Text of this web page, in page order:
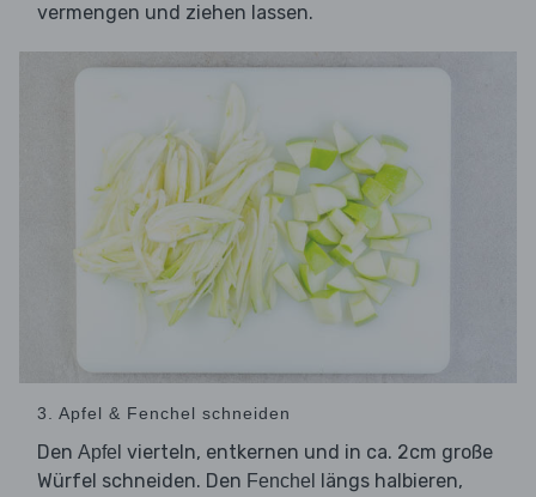
vermengen und ziehen lassen.
3. Apfel & Fenchel schneiden
Den Apfel vierteln, entkernen und in ca. 2cm große
Würfel schneiden. Den Fenchel
längs halbieren,